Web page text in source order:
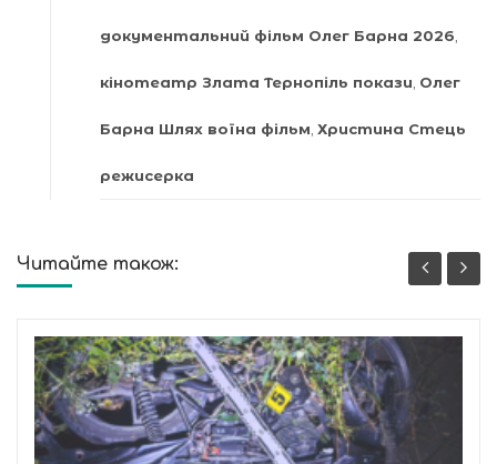
документальний фільм Олег Барна 2026
кінотеатр Злата Тернопіль покази Олег
Барна Шлях воїна фільм Христина Стець
режисерка
Читайте також: